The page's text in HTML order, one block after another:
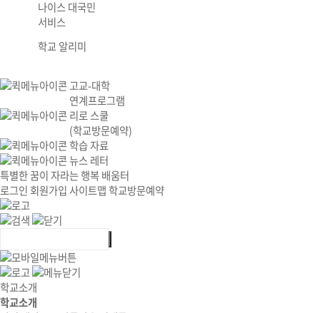
나이스 대국민
서비스
학교 알리미
고교-대학
연계프로그램
리로 스쿨
(학교방문예약)
학습 자료
뉴스 레터
특별한 꿈이 자라는 행복 배움터
로그인 회원가입사이트맵학교방문예약
학교소개
학교소개